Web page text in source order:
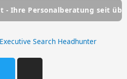
seit über 25
T I